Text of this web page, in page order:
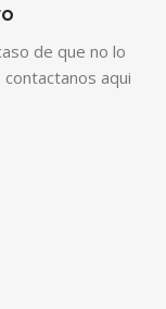
de que no lo
aqui